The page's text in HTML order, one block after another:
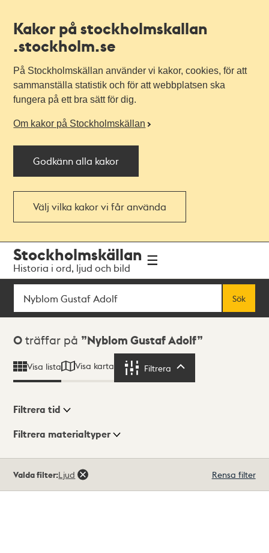
Kakor på stockholmskallan
.stockholm.se
På Stockholmskällan använder vi kakor, cookies, för att
sammanställa statistik och för att webbplatsen ska
fungera på ett bra sätt för dig.
Om kakor på Stockholmskällan
Godkänn alla kakor
Välj vilka kakor vi får använda
navigationen
huvudinnehållet
Stockholmskällan
Historia i ord, ljud och bild
Sök
Sök
Sökresultat
0 träffar på Nyblom Gustaf Adolf
Visa lista Visa karta Filtrera
Visningsläge
Filtrera tid
Filtrera materialtyper
träffar
Valda filter:Ljud Rensa filter